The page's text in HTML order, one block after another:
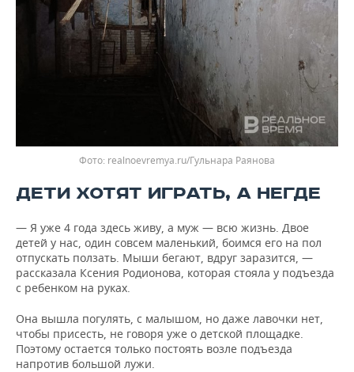
realnoevremya.ru/Гульнара Раянова
ДЕТИ ХОТЯТ ИГРАТЬ, А НЕГДЕ
— Я уже 4 года здесь живу, а муж — всю жизнь. Двое
детей у нас, один совсем маленький, боимся его на пол
отпускать ползать. Мыши бегают, вдруг заразится, —
рассказала Ксения Родионова, которая стояла у подъезда
с ребенком на руках.
Она вышла погулять, с малышом, но даже лавочки нет,
чтобы присесть, не говоря уже о детской площадке.
Поэтому остается только постоять возле подъезда
напротив большой лужи.